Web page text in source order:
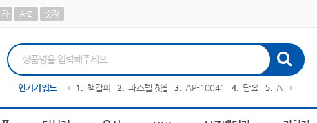
하 A-Z 숫자
인기키워드
10 AP-100490 1 책갈피 2 파스텔 칫솔 3 AP-100413 4 담요 5 AP-100209